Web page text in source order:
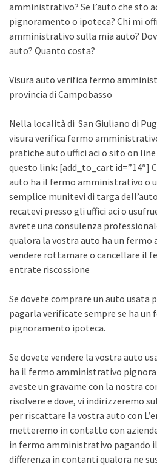
amministrativo? Se l’auto che sto
pignoramento o ipoteca? Chi mi
amministrativo sulla mia auto?
auto? Quanto costa?
Visura auto verifica fermo
provincia di Campobasso
Nella località di San Giuliano di
visura verifica fermo
pratiche auto uffici aci o sito on
questo link: [add_to_cart id=”14″]
auto ha il fermo amministrativo o
semplice munitevi di targa
recatevi presso gli uffici aci o
avrete una consulenza
qualora la vostra auto ha un
vendere rottamare o cancellare il
entrate riscossione
Se dovete comprare un auto usata
pagarla verificate sempre se ha
pignoramento ipoteca.
Se dovete vendere la vostra auto
ha il fermo amministrativo
aveste un gravame con la nostra
risolvere e dove, vi indirizzeremo
per riscattare la vostra auto con
metteremo in contatto con
in fermo amministrativo pagando
differenza in contanti qualora ne